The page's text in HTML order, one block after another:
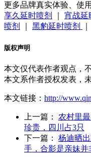
更多品牌真实体验、使
享久延时喷剂
宵战延
喷剂
黑豹延时喷剂
版权声明
本文仅代表作者观点，
本文系作者授权发表，
本文链接： http://
上一篇： 农村里
珍贵，四川占3只
下一篇： 杨迪晒
手，合影是亲妹并